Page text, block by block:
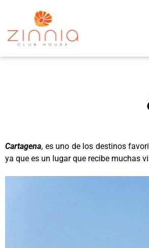
Cartagena, es uno de los destinos
ya que es un lugar que recibe muchas